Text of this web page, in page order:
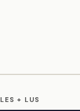
LES + LUS